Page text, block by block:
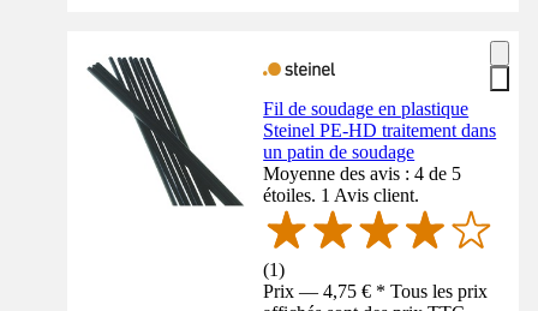
Fil de soudage en plastique
Steinel PE-HD traitement dans
un patin de soudage
Moyenne des avis : 4 de 5
étoiles. 1 Avis client.
(1)
Prix — 4,75 € * Tous les prix